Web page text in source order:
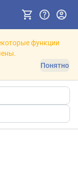
функции
Понятно